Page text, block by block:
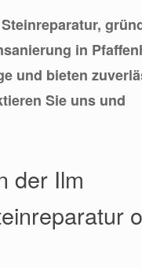
in
und bieten
Sie uns und
der Ilm